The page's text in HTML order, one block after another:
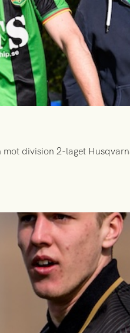
division 2-laget